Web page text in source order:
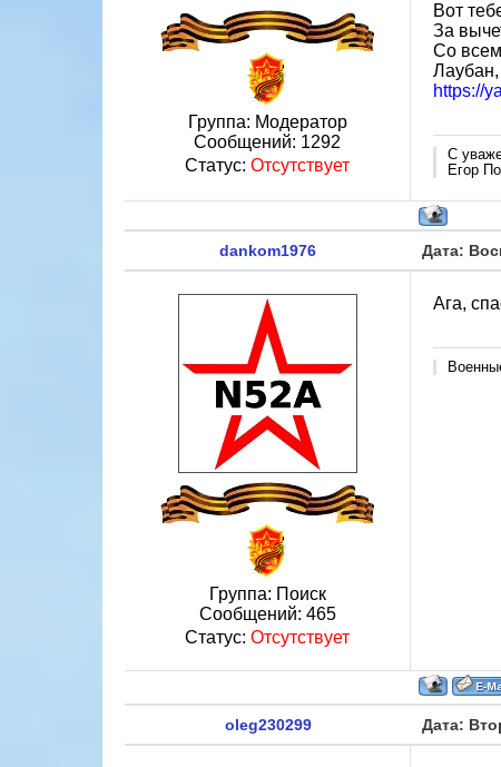
Группа: Модератор
Сообщений: 1292
Статус: Отсутствует
Вот
За
Со
Лаубан,
https://
С
Егор
dankom1976 Дата:
Группа: Поиск
Сообщений: 465
Статус: Отсутствует
Ага,
oleg230299 Дата: